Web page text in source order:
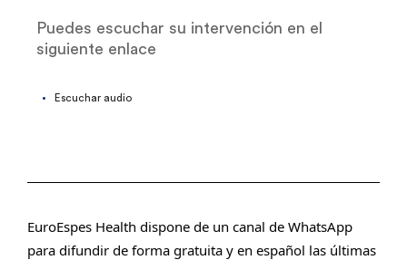
Puedes escuchar su intervención en el
siguiente enlace
Escuchar audio
EuroEspes Health dispone de un canal de WhatsApp
para difundir de forma gratuita y en español las últimas